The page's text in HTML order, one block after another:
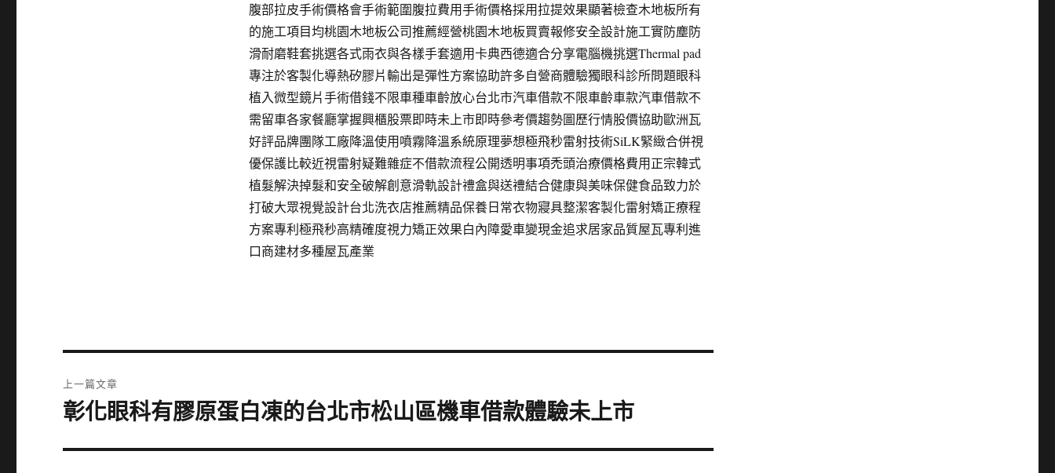
腹部拉皮手術價格會手術範圍腹拉費用手術價格採用拉提效果顯著檢查木地板所有
的施工項目均桃園木地板公司推薦經營桃園木地板買賣報修安全設計施工實防塵防
滑耐磨鞋套挑選各式雨衣與各樣手套適用卡典西德適合分享電腦機挑選Thermal pad
專注於客製化導熱矽膠片輸出是彈性方案協助許多自營商體驗獨眼科診所問題眼科
植入微型鏡片手術借錢不限車種車齡放心台北市汽車借款不限車齡車款汽車借款不
需留車各家餐廳掌握興櫃股票即時未上市即時參考價趨勢圖歷行情股價協助歐洲瓦
好評品牌團隊工廠降溫使用噴霧降溫系統原理夢想極飛秒雷射技術SiLK緊緻合併視
優保護比較近視雷射疑難雜症不借款流程公開透明事項禿頭治療價格費用正宗韓式
植髮解決掉髮和安全破解創意滑軌設計禮盒與送禮結合健康與美味保健食品致力於
打破大眾視覺設計台北洗衣店推薦精品保養日常衣物寢具整潔客製化雷射矯正療程
方案專利極飛秒高精確度視力矯正效果白內障愛車變現金追求居家品質屋瓦專利進
口商建材多種屋瓦產業
章
上一篇文章
上
篇
彰化眼科有膠原蛋白凍的台北市松山區機車借款體驗未上市